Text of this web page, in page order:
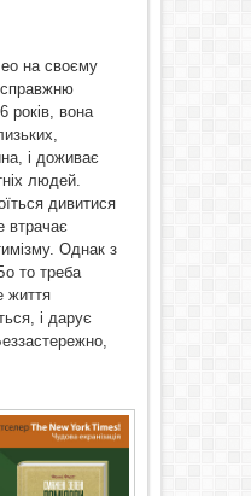
на своєму
справжню
років, вона
і доживає
людей.
дивитися
втрачає
Однак з
то треба
життя
і дарує